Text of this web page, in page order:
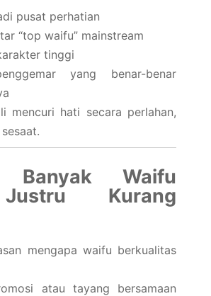
pusat perhatian
“top waifu” mainstream
tinggi
yang benar-benar
mencuri hati secara perlahan,
Banyak Waifu
Kurang
mengapa waifu berkualitas
atau tayang bersamaan